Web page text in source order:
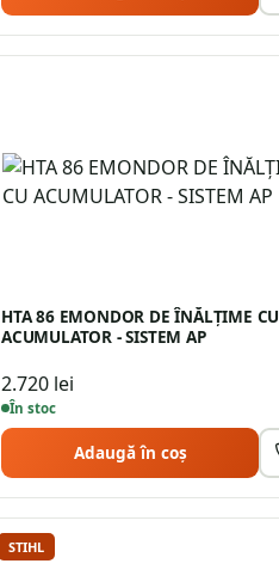
HTA 86 EMONDOR DE ÎNĂLȚIME CU
ACUMULATOR - SISTEM AP
2.720 lei
În stoc
Adaugă în coș
STIHL